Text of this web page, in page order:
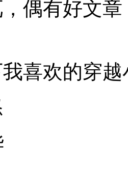
偶有好文
喜欢的穿越